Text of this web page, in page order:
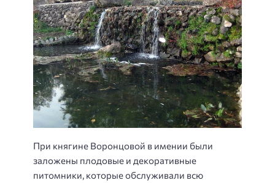
При княгине Воронцовой в имении были
заложены плодовые и декоративные
питомники, которые обслуживали всю